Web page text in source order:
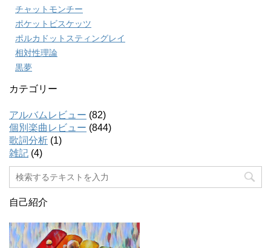
チャットモンチー
ポケットビスケッツ
ポルカドットスティングレイ
相対性理論
黒夢
カテゴリー
アルバムレビュー (82)
個別楽曲レビュー (844)
歌詞分析 (1)
雑記 (4)
自己紹介